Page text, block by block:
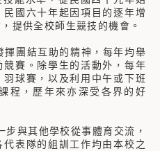
國六十年起因項目的逐年增
提供全校師生競技的機會。
團結互助的精神，每年均舉
賽。除學生的活動外，每年
球賽，以及利用中午或下班
程，歷年來亦深受各界的好
與其他學校從事體育交流，
表隊的組訓工作均由本校之